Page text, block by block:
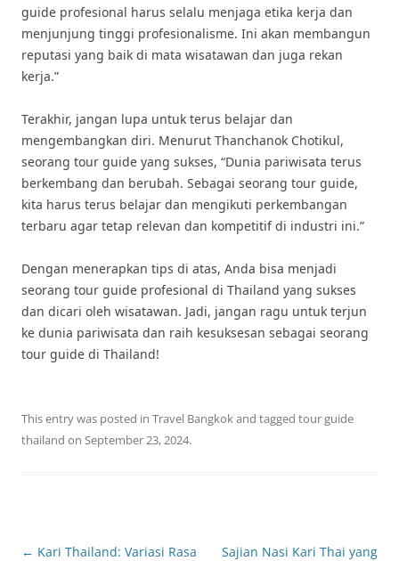
guide profesional harus selalu menjaga etika kerja dan
menjunjung tinggi profesionalisme. Ini akan membangun
reputasi yang baik di mata wisatawan dan juga rekan
kerja.”
Terakhir, jangan lupa untuk terus belajar dan
mengembangkan diri. Menurut Thanchanok Chotikul,
seorang tour guide yang sukses, “Dunia pariwisata terus
berkembang dan berubah. Sebagai seorang tour guide,
kita harus terus belajar dan mengikuti perkembangan
terbaru agar tetap relevan dan kompetitif di industri ini.”
Dengan menerapkan tips di atas, Anda bisa menjadi
seorang tour guide profesional di Thailand yang sukses
dan dicari oleh wisatawan. Jadi, jangan ragu untuk terjun
ke dunia pariwisata dan raih kesuksesan sebagai seorang
tour guide di Thailand!
This entry was posted in Travel Bangkokand tagged tour guide
thailand on September 23, 2024.
Post
← Kari Thailand: Variasi Rasa
Sajian Nasi Kari Thai yang